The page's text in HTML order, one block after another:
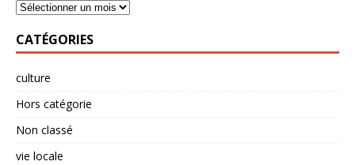
CATÉGORIES
culture
Hors catégorie
Non classé
vie locale